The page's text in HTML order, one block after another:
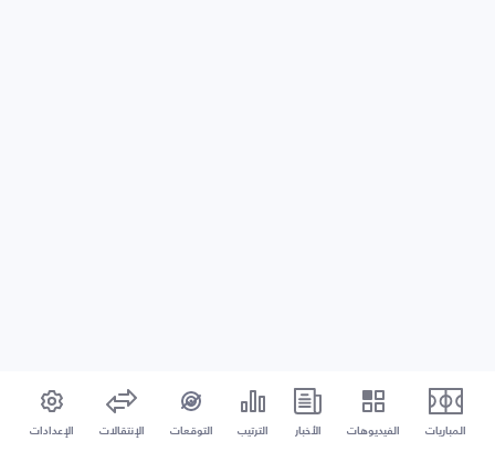
المباريات الفيديوهات الأخبار الترتيب التوقعات الإنتقالات الإعدادات